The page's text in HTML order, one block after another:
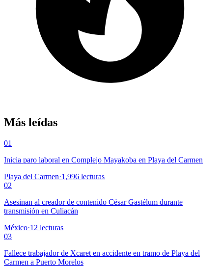
Más leídas
01
Inicia paro laboral en Complejo Mayakoba en Playa del Carmen
Playa del Carmen·1,996 lecturas
02
Asesinan al creador de contenido César Gastélum durante
transmisión en Culiacán
México·12 lecturas
03
Fallece trabajador de Xcaret en accidente en tramo de Playa del
Carmen a Puerto Morelos